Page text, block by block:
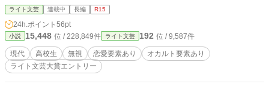
ようになったからだ。▼Chapter：Ⅱの【022】までで一区切りですので、そこ
まででもご覧頂けたら嬉しいです▼
ライト文芸 連載中 長編 R15
24h.ポイント 56pt
小説 15,448 位 / 228,849件 ライト文芸 192 位 / 9,587件
現代 高校生 無視 恋愛要素あり
オカルト要素あり
ライト文芸大賞エントリー